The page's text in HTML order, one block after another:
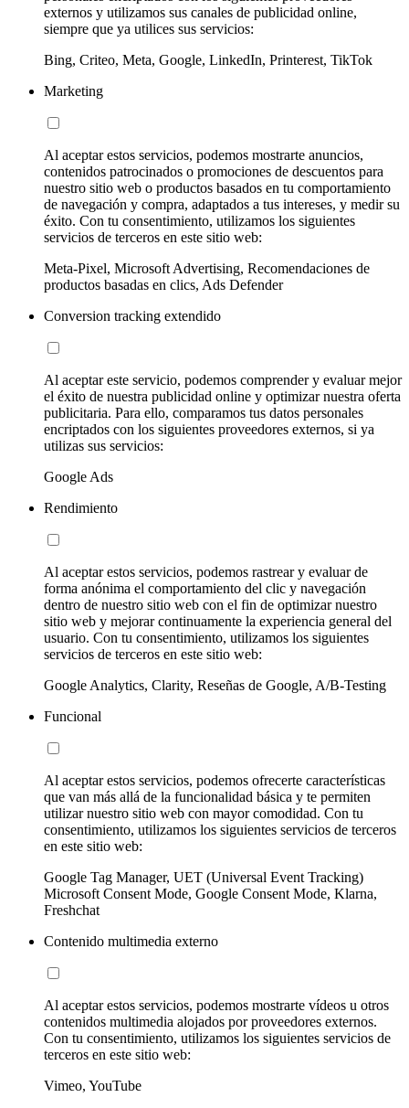
externos y utilizamos sus canales de publicidad online,
siempre que ya utilices sus servicios:
Bing, Criteo, Meta, Google, LinkedIn, Printerest, TikTok
Marketing
Al aceptar estos servicios, podemos mostrarte anuncios,
contenidos patrocinados o promociones de descuentos para
nuestro sitio web o productos basados en tu comportamiento
de navegación y compra, adaptados a tus intereses, y medir su
éxito. Con tu consentimiento, utilizamos los siguientes
servicios de terceros en este sitio web:
Meta-Pixel, Microsoft Advertising, Recomendaciones de
productos basadas en clics, Ads Defender
Conversion tracking extendido
Al aceptar este servicio, podemos comprender y evaluar mejor
el éxito de nuestra publicidad online y optimizar nuestra oferta
publicitaria. Para ello, comparamos tus datos personales
encriptados con los siguientes proveedores externos, si ya
utilizas sus servicios:
Google Ads
Rendimiento
Al aceptar estos servicios, podemos rastrear y evaluar de
forma anónima el comportamiento del clic y navegación
dentro de nuestro sitio web con el fin de optimizar nuestro
sitio web y mejorar continuamente la experiencia general del
usuario. Con tu consentimiento, utilizamos los siguientes
servicios de terceros en este sitio web:
Google Analytics, Clarity, Reseñas de Google, A/B-Testing
Funcional
Al aceptar estos servicios, podemos ofrecerte características
que van más allá de la funcionalidad básica y te permiten
utilizar nuestro sitio web con mayor comodidad. Con tu
consentimiento, utilizamos los siguientes servicios de terceros
en este sitio web:
Google Tag Manager, UET (Universal Event Tracking)
Microsoft Consent Mode, Google Consent Mode, Klarna,
Freshchat
Contenido multimedia externo
Al aceptar estos servicios, podemos mostrarte vídeos u otros
contenidos multimedia alojados por proveedores externos.
Con tu consentimiento, utilizamos los siguientes servicios de
terceros en este sitio web:
Vimeo, YouTube